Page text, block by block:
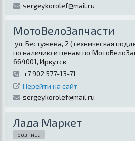
sergeykorolef@mail.ru
МотоВелоЗапчасти
ул. Бестужева, 2 (техническая
по наличию и ценам по
664001, Иркутск
+7 902 577-13-71
Перейти на сайт
sergeykorolef@mail.ru
Лада Маркет
розница